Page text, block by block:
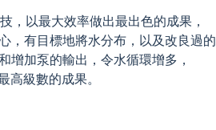
，以最大效率做出最出色的成果，
，有目標地將水分布，以及改良過的
增加泵的輸出，令水循環增多，
級數的成果。